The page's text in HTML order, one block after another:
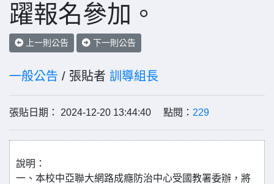
躍報名參加。
上一則公告 下一則公告
一般公告 / 張貼者 訓導組長
張貼日期： 2024-12-20 13:44:40 點閱： 229
說明：
一、本校中亞聯大網路成癮防治中心受國教署委辦，將